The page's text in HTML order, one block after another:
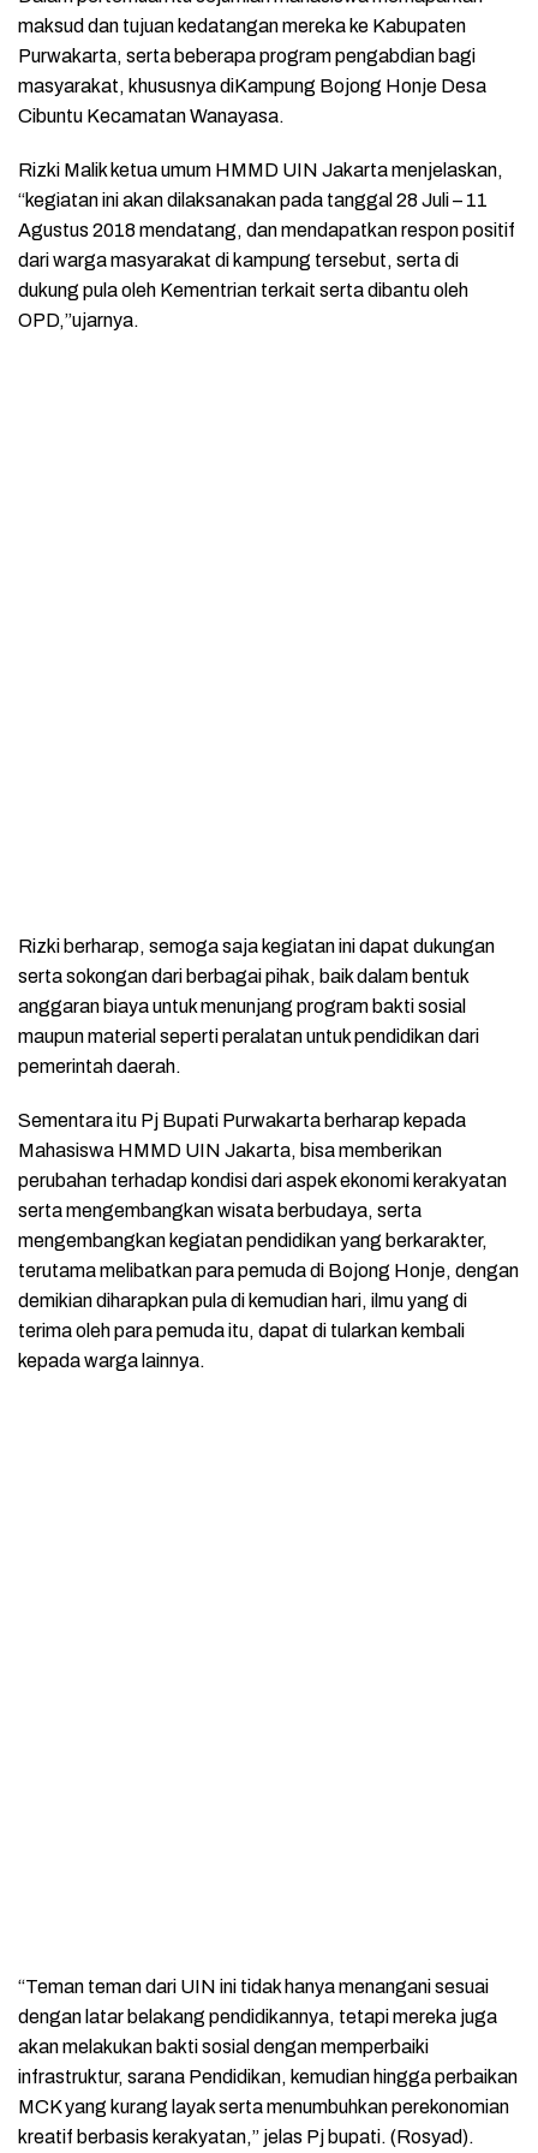
maksud dan tujuan kedatangan mereka ke Kabupaten
Purwakarta, serta beberapa program pengabdian bagi
masyarakat, khususnya diKampung Bojong Honje Desa
Cibuntu Kecamatan Wanayasa.
Rizki Malik ketua umum HMMD UIN Jakarta menjelaskan,
“kegiatan ini akan dilaksanakan pada tanggal 28 Juli – 11
Agustus 2018 mendatang, dan mendapatkan respon positif
dari warga masyarakat di kampung tersebut, serta di
dukung pula oleh Kementrian terkait serta dibantu oleh
OPD,”ujarnya.
Rizki berharap, semoga saja kegiatan ini dapat dukungan
serta sokongan dari berbagai pihak, baik dalam bentuk
anggaran biaya untuk menunjang program bakti sosial
maupun material seperti peralatan untuk pendidikan dari
pemerintah daerah.
Sementara itu Pj Bupati Purwakarta berharap kepada
Mahasiswa HMMD UIN Jakarta, bisa memberikan
perubahan terhadap kondisi dari aspek ekonomi kerakyatan
serta mengembangkan wisata berbudaya, serta
mengembangkan kegiatan pendidikan yang berkarakter,
terutama melibatkan para pemuda di Bojong Honje, dengan
demikian diharapkan pula di kemudian hari, ilmu yang di
terima oleh para pemuda itu, dapat di tularkan kembali
kepada warga lainnya.
“Teman teman dari UIN ini tidak hanya menangani sesuai
dengan latar belakang pendidikannya, tetapi mereka juga
akan melakukan bakti sosial dengan memperbaiki
infrastruktur, sarana Pendidikan, kemudian hingga perbaikan
MCK yang kurang layak serta menumbuhkan perekonomian
kreatif berbasis kerakyatan,” jelas Pj bupati. (Rosyad).